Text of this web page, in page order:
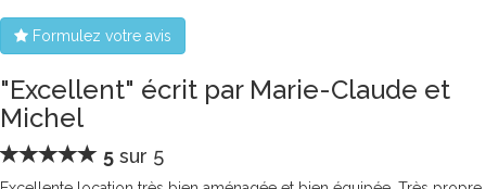
Formulez votre avis
"Excellent" écrit par Marie-Claude et
Michel
5 sur 5